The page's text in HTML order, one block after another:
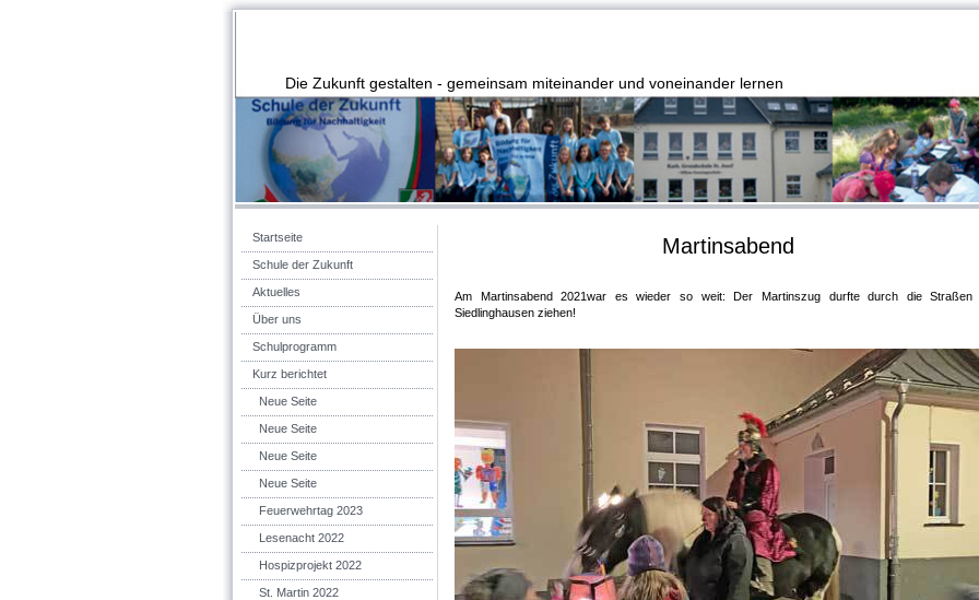
Die Zukunft gestalten - gemeinsam miteinander und voneinander lernen
Startseite
Schule der Zukunft
Aktuelles
Über uns
Schulprogramm
Kurz berichtet
Neue Seite
Neue Seite
Neue Seite
Neue Seite
Feuerwehrtag 2023
Lesenacht 2022
Hospizprojekt 2022
St. Martin 2022
Martinsabend
Am Martinsabend 2021war es wieder so weit: Der Martinszug durfte durch die Straßen
Siedlinghausen ziehen!